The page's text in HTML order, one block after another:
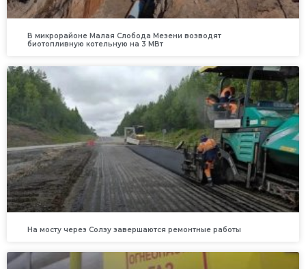
В микрорайоне Малая Слобода Мезени возводят
биотопливную котельную на 3 МВт
На мосту через Солзу завершаются ремонтные работы